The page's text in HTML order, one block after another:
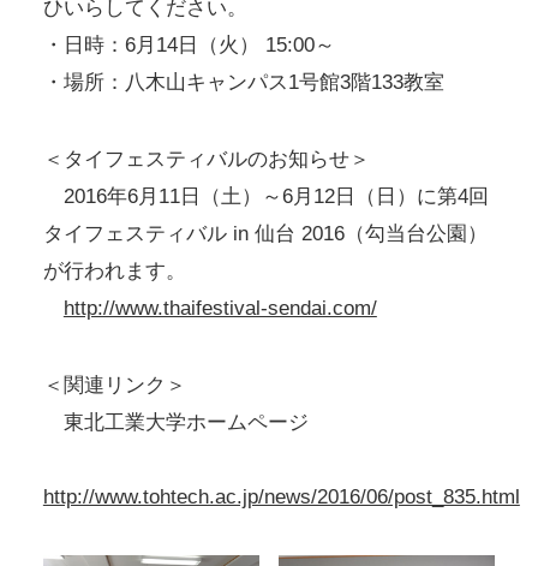
ひいらしてください。
・日時：6月14日（火） 15:00～
・場所：八木山キャンパス1号館3階133教室
＜タイフェスティバルのお知らせ＞
2016年6月11日（土）～6月12日（日）に第4回
タイフェスティバル in 仙台 2016（勾当台公園）
が行われます。
http://www.thaifestival-sendai.com/
＜関連リンク＞
東北工業大学ホームページ
http://www.tohtech.ac.jp/news/2016/06/post_835.html